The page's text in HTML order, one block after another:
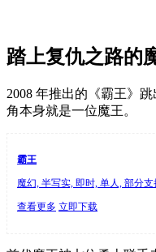
踏上复仇之路的
2008 年推出的《霸王》
角本身就是一位魔王。
霸王
魔幻, 半写实, 即时, 单人, 部分
查看更多 立即下载